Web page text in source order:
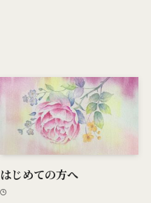
はじめての方へ